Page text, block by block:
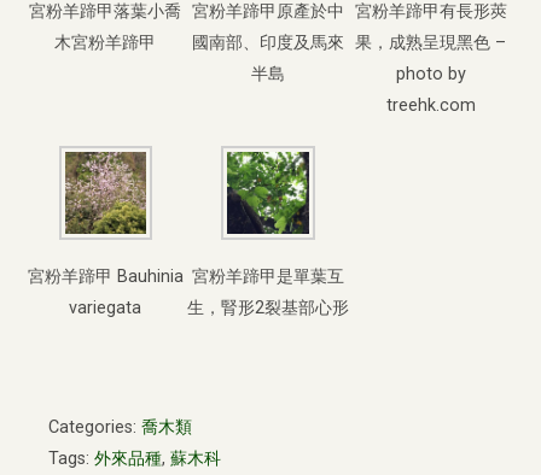
宮粉羊蹄甲落葉小喬
木宮粉羊蹄甲
宮粉羊蹄甲原產於中
國南部、印度及馬來
半島
宮粉羊蹄甲有長形莢
果，成熟呈現黑色 –
photo by
treehk.com
宮粉羊蹄甲 Bauhinia
variegata
宮粉羊蹄甲是單葉互
生，腎形2裂基部心形
Categories: 喬木類
Tags: 外來品種, 蘇木科